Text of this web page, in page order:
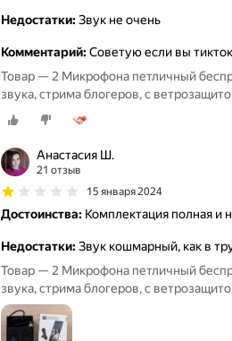
Недостатки:Звук не очень
Комментарий:Советую если вы
Товар — 2 Микрофона петличный
звука, стрима блогеров, с
Анастасия Ш.
21 отзыв
15 января 2024
Достоинства: Комплектация полная и
Недостатки:Звук кошмарный, как в
Товар — 2 Микрофона петличный
звука, стрима блогеров, с